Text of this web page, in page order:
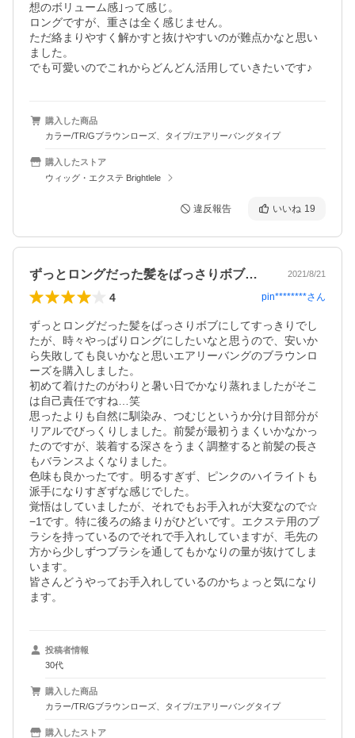
想のボリューム感｣って感じ。
ロングですが、重さは全く感じません。
ただ絡まりやすく解かすと抜けやすいのが難点かなと思い
ました。
でも可愛いのでこれからどんどん活用していきたいです♪
購入した商品
カラー/TR/Gブラウンローズ、タイプ/エアリーバングタイプ
購入したストア
ウィッグ・エクステ Brightlele
違反報告 いいね 19
ずっとロングだった髪をばっさりボブにし… 2021/8/21
4 pin********さん
ずっとロングだった髪をばっさりボブにしてすっきりでし
たが、時々やっぱりロングにしたいなと思うので、安いか
ら失敗しても良いかなと思いエアリーバングのブラウンロ
ーズを購入しました。
初めて着けたのがわりと暑い日でかなり蒸れましたがそこ
は自己責任ですね…笑
思ったよりも自然に馴染み、つむじというか分け目部分が
リアルでびっくりしました。前髪が最初うまくいかなかっ
たのですが、装着する深さをうまく調整すると前髪の長さ
もバランスよくなりました。
色味も良かったです。明るすぎず、ピンクのハイライトも
派手になりすぎずな感じでした。
覚悟はしていましたが、それでもお手入れが大変なので☆
−1です。特に後ろの絡まりがひどいです。エクステ用のブ
ラシを持っているのでそれで手入れしていますが、毛先の
方から少しずつブラシを通してもかなりの量が抜けてしま
います。
皆さんどうやってお手入れしているのかちょっと気になり
ます。
投稿者情報
30代
購入した商品
カラー/TR/Gブラウンローズ、タイプ/エアリーバングタイプ
購入したストア